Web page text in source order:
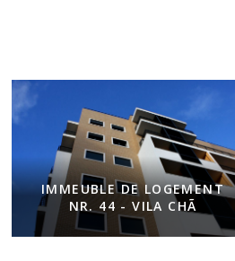
IMMEUBLE DE LOGEMENT
NR. 44 - VILA CHÃ